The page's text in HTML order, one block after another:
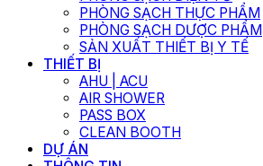
PHÒNG SẠCH THỰC PHẨM
PHÒNG SẠCH DƯỢC PHẨM
SẢN XUẤT THIẾT BỊ Y TẾ
THIẾT BỊ
AHU | ACU
AIR SHOWER
PASS BOX
CLEAN BOOTH
DỰ ÁN